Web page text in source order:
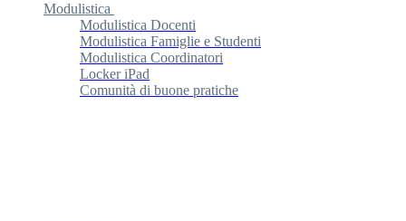
Modulistica
Modulistica Docenti
Modulistica Famiglie e Studenti
Modulistica Coordinatori
Locker iPad
Comunità di buone pratiche